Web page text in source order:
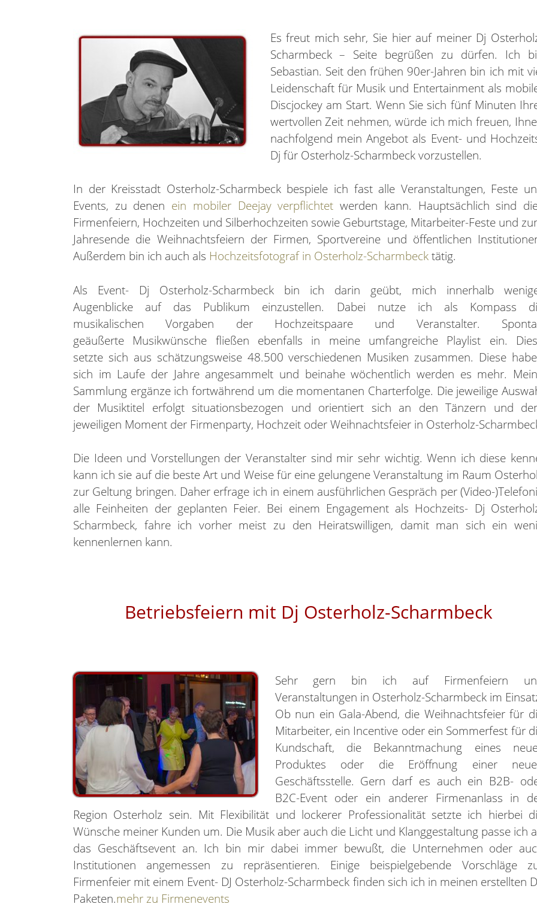
Es freut mich sehr, Sie hier auf meiner Dj
Scharmbeck – Seite begrüßen zu dürfen. Ich
Sebastian. Seit den frühen 90er-Jahren bin ich mit
Leidenschaft für Musik und Entertainment als
Discjockey am Start. Wenn Sie sich fünf Minuten
wertvollen Zeit nehmen, würde ich mich freuen,
nachfolgend mein Angebot als Event- und
Dj für Osterholz-Scharmbeck vorzustellen.
In der Kreisstadt Osterholz-Scharmbeck bespiele ich fast alle Veranstaltungen, Feste
Events, zu denen ein mobiler Deejay verpflichtet werden kann. Hauptsächlich sind
Firmenfeiern, Hochzeiten und Silberhochzeiten sowie Geburtstage, Mitarbeiter-Feste und
Jahresende die Weihnachtsfeiern der Firmen, Sportvereine und öffentlichen
Außerdem bin ich auch als Hochzeitsfotograf in Osterholz-Scharmbecktätig.
Als Event- Dj Osterholz-Scharmbeck bin ich darin geübt, mich innerhalb
Augenblicke auf das Publikum einzustellen. Dabei nutze ich als Kompass
musikalischen Vorgaben der Hochzeitspaare und Veranstalter.
geäußerte Musikwünsche fließen ebenfalls in meine umfangreiche Playlist ein.
setzte sich aus schätzungsweise 48.500 verschiedenen Musiken zusammen. Diese
sich im Laufe der Jahre angesammelt und beinahe wöchentlich werden es mehr.
Sammlung ergänze ich fortwährend um die momentanen Charterfolge. Die jeweilige
der Musiktitel erfolgt situationsbezogen und orientiert sich an den Tänzern und
jeweiligen Moment der Firmenparty, Hochzeit oder Weihnachtsfeier in Osterholz-
Die Ideen und Vorstellungen der Veranstalter sind mir sehr wichtig. Wenn ich diese
kann ich sie auf die beste Art und Weise für eine gelungene Veranstaltung im Raum
zur Geltung bringen. Daher erfrage ich in einem ausführlichen Gespräch per (Video-
alle Feinheiten der geplanten Feier. Bei einem Engagement als Hochzeits- Dj
Scharmbeck, fahre ich vorher meist zu den Heiratswilligen, damit man sich ein
kennenlernen kann.
Betriebsfeiern mit Dj Osterholz-Scharmbeck
Sehr gern bin ich auf Firmenfeiern
Veranstaltungen in Osterholz-Scharmbeck im
Ob nun ein Gala-Abend, die Weihnachtsfeier für
Mitarbeiter, ein Incentive oder ein Sommerfest für
Kundschaft, die Bekanntmachung eines
Produktes oder die Eröffnung einer
Geschäftsstelle. Gern darf es auch ein B2B-
B2C-Event oder ein anderer Firmenanlass in
Region Osterholz sein. Mit Flexibilität und lockerer Professionalität setzte ich hierbei
Wünsche meiner Kunden um. Die Musik aber auch die Licht und Klanggestaltung passe ich
das Geschäftsevent an. Ich bin mir dabei immer bewußt, die Unternehmen oder
Institutionen angemessen zu repräsentieren. Einige beispielgebende Vorschläge
Firmenfeier mit einem Event- DJ Osterholz-Scharmbeck finden sich ich in meinen erstellten
Paketen.mehr zu Firmenevents